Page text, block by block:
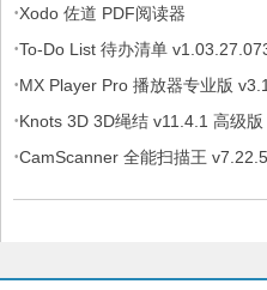
·Xodo 佐道 PDF阅读器
·To-Do List 待办清单
软件，解锁专业版
·MX Player Pro 播放器专业版
·Knots 3D 3D绳结 v11.4.1 高级版
·CamScanner 全能扫描王